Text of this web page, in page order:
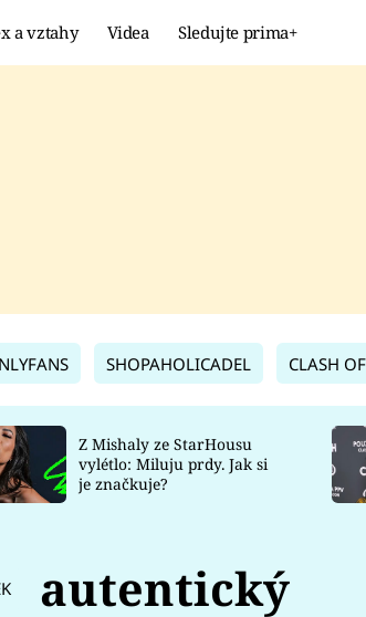
a vztahy Videa Sledujte prima+
SHOPAHOLICADEL CLASH
Z Mishaly ze StarHousu
vylétlo: Miluju prdy. Jak si
je značkuje?
autentický